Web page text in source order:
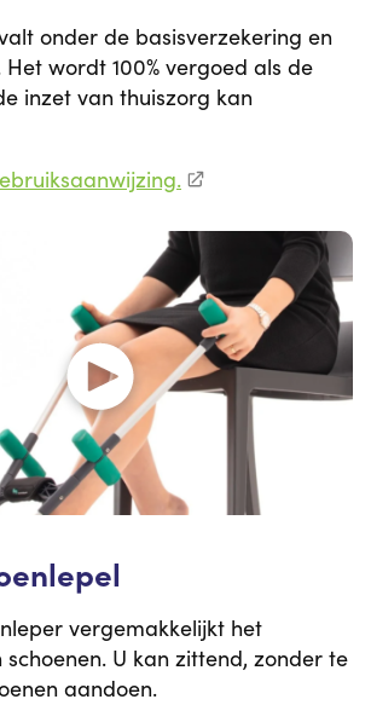
onder de basisverzekering en
wordt 100% vergoed als de
inzet van thuiszorg kan
vergemakkelijkt het
U kan zittend, zonder te
aandoen.